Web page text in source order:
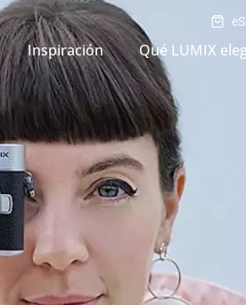
Inspiración Qué LUMIX